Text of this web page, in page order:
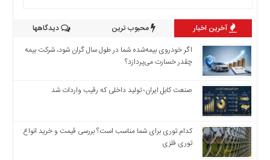
اخبار
اخبار
المللی
اخبار
اقتصادی
جدید
اخبار
آخرین اخبار محبوب ترین
دیدگاهها
اگر خودروی بیمه‌شده شما در طول سال گران شود، شرکت بیمه
چقدر خسارت می‌پردازد؟
صنعت کابل ایران؛ تولید داخلی که رقیب واردات شد
کدام توری برای شما مناسب است؟ بررسی قیمت و خرید انواع
توری فلزی